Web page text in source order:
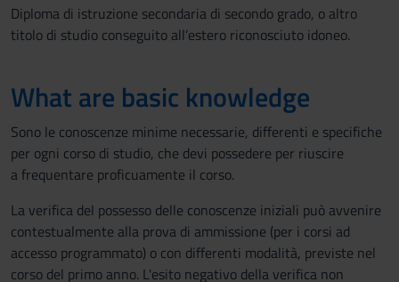
Diploma di istruzione secondaria di secondo grado, o altro
titolo di studio conseguito all’estero riconosciuto idoneo.
What are basic knowledge
Sono le conoscenze minime necessarie, differenti e specifiche
per ogni corso di studio, che devi possedere per riuscire
a frequentare proficuamente il corso.
La verifica del possesso delle conoscenze iniziali può avvenire
contestualmente alla prova di ammissione (per i corsi ad
accesso programmato) o con differenti modalità, previste nel
corso del primo anno. L'esito negativo della verifica non